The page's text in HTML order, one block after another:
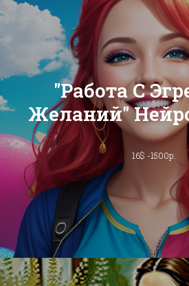
"Работа С
Желаний"
16$ -1500р.